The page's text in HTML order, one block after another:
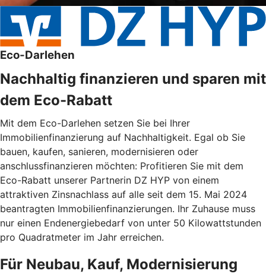
Eco-Darlehen
Nachhaltig finanzieren und sparen mit
dem Eco-Rabatt
Mit dem Eco-Darlehen setzen Sie bei Ihrer
Immobilienfinanzierung auf Nachhaltigkeit. Egal ob Sie
bauen, kaufen, sanieren, modernisieren oder
anschlussfinanzieren möchten: Profitieren Sie mit dem
Eco-Rabatt unserer Partnerin DZ HYP von einem
attraktiven Zinsnachlass auf alle seit dem 15. Mai 2024
beantragten Immobilienfinanzierungen. Ihr Zuhause muss
nur einen Endenergiebedarf von unter 50 Kilowattstunden
pro Quadratmeter im Jahr erreichen.
Für Neubau, Kauf, Modernisierung